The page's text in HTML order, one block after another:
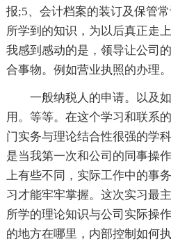
报;5、会计档案的装订及保管
所学到的知识，为以后真正走
我感到感动的是，领导让公司
合事物。例如营业执照的办理
一般纳税人的申请。以及
用。等等。在这个学习和联系
门实务与理论结合性很强的学
是当我第一次和公司的同事操
上有些不同，实际工作中的事
习才能牢牢掌握。这次实习最
所学的理论知识与公司实际操
的地方在哪里，内部控制如何